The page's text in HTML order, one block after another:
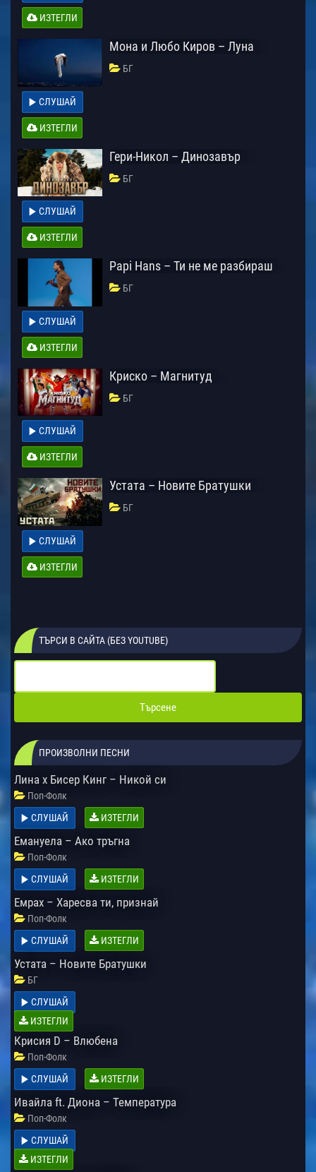
ИЗТЕГЛИ
Мона и Любо Киров – Луна
БГ
СЛУШАЙ
ИЗТЕГЛИ
Гери-Никол – Динозавър
БГ
СЛУШАЙ
ИЗТЕГЛИ
Papi Hans – Ти не ме разбираш
БГ
СЛУШАЙ
ИЗТЕГЛИ
Криско – Магнитуд
БГ
СЛУШАЙ
ИЗТЕГЛИ
Устата – Новите Братушки
БГ
СЛУШАЙ
ИЗТЕГЛИ
ТЪРСИ В САЙТА (БЕЗ YOUTUBE)
ПРОИЗВОЛНИ ПЕСНИ
Лина х Бисер Кинг – Никой си
Поп-Фолк
СЛУШАЙ
ИЗТЕГЛИ
Емануела – Ако тръгна
Поп-Фолк
СЛУШАЙ
ИЗТЕГЛИ
Емрах – Харесва ти, признай
Поп-Фолк
СЛУШАЙ
ИЗТЕГЛИ
Устата – Новите Братушки
БГ
СЛУШАЙ
ИЗТЕГЛИ
Крисия D – Влюбена
Поп-Фолк
СЛУШАЙ
ИЗТЕГЛИ
Ивайла ft. Диона – Температура
Поп-Фолк
СЛУШАЙ
ИЗТЕГЛИ